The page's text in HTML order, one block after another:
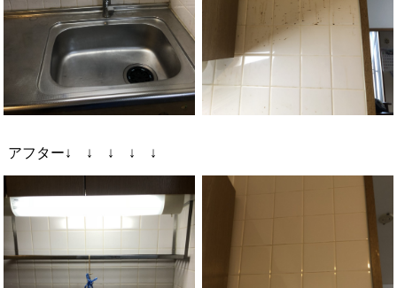
アフター↓ ↓ ↓ ↓ ↓